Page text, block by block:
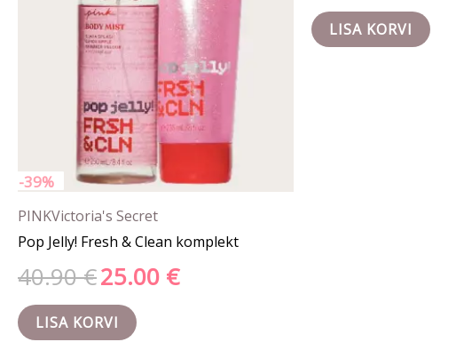
-39%
PINKVictoria's Secret
Pop Jelly! Fresh & Clean komplekt
40.90€25.00 €
LISA KORVI
LISA KORVI